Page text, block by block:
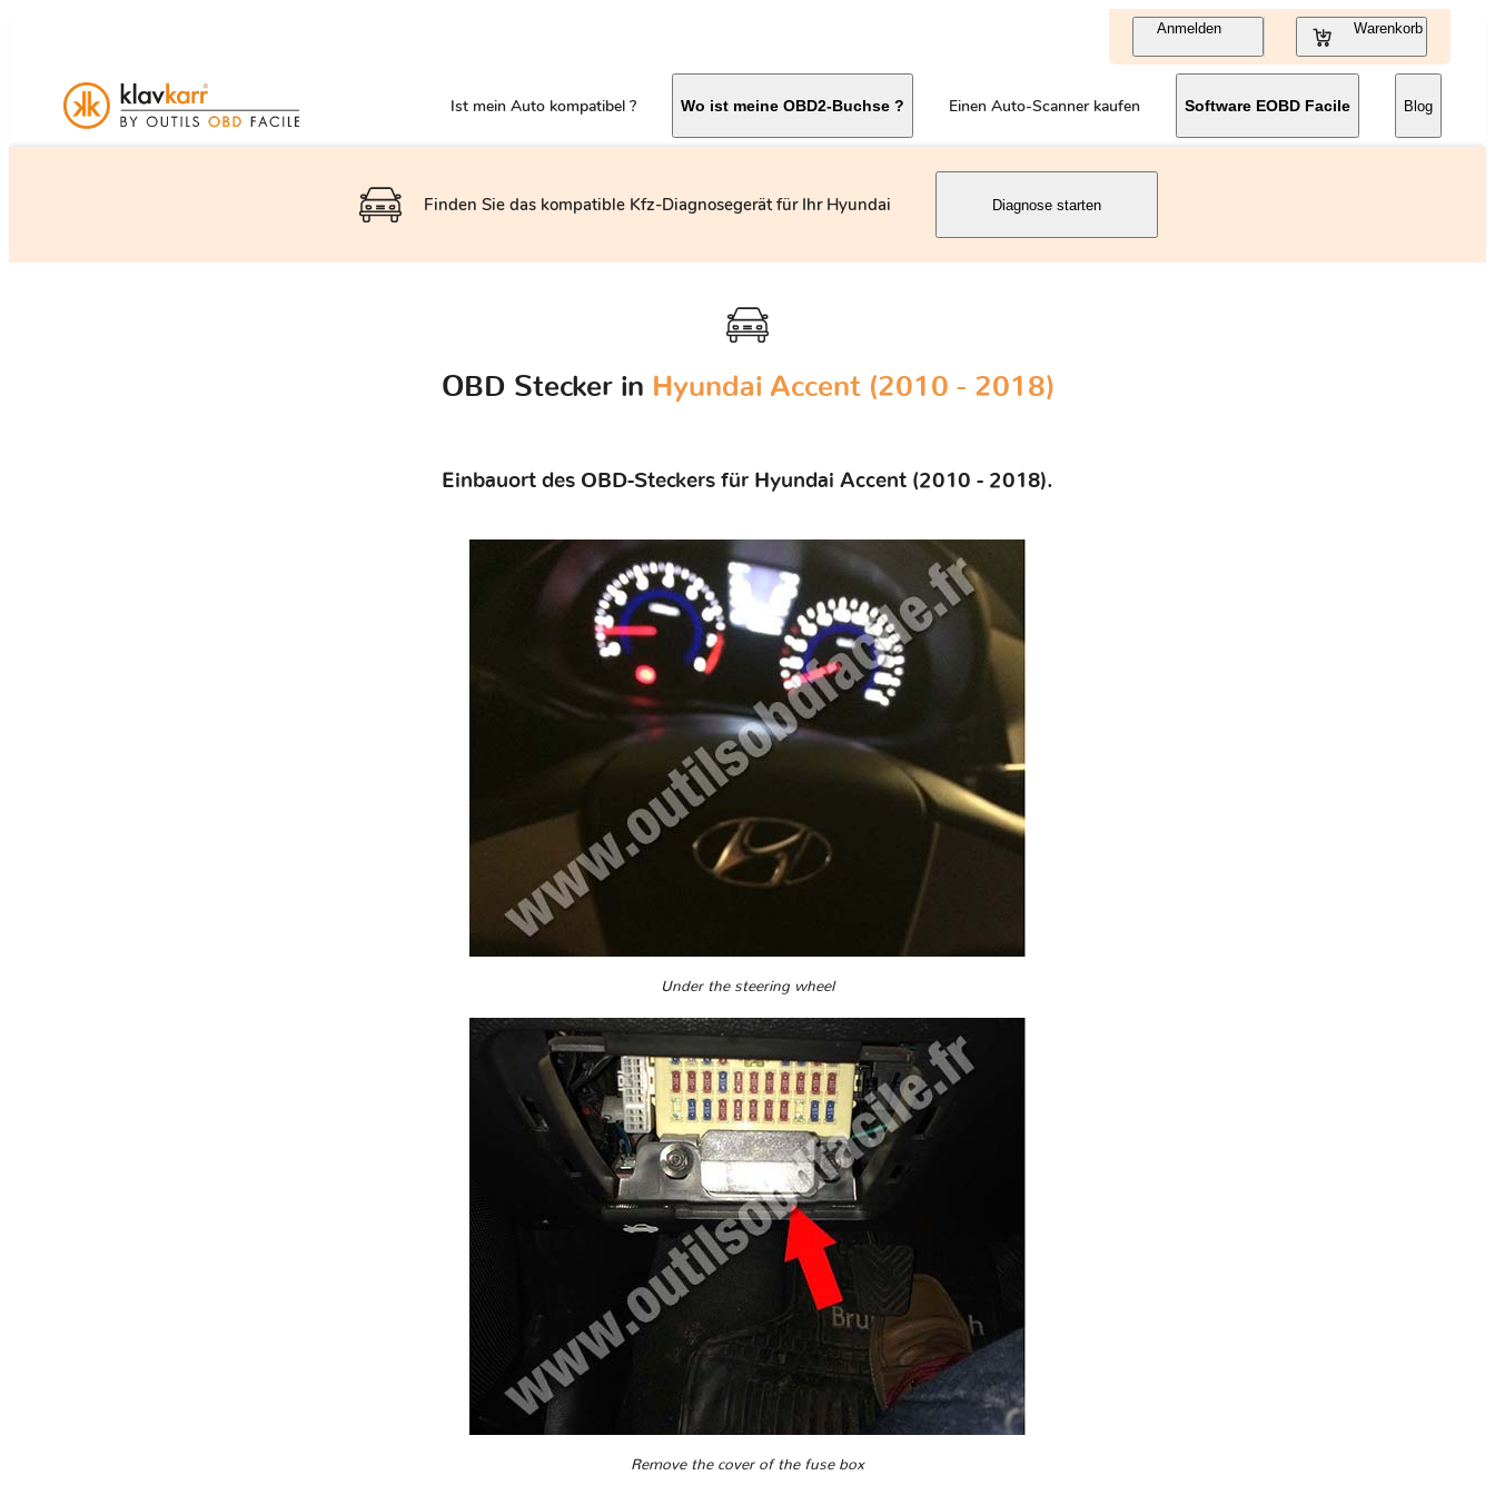
Anmelden Warenkorb
Ist mein Auto kompatibel ? Wo ist meine OBD2-Buchse ? Einen Auto-Scanner kaufen Software EOBD Facile Blog
Finden Sie das kompatible Kfz-Diagnosegerät für Ihr Hyundai Diagnose starten
OBD Stecker in Hyundai Accent (2010 - 2018)
Einbauort des OBD-Steckers für Hyundai Accent (2010 - 2018).
Under the steering wheel
Remove the cover of the fuse box